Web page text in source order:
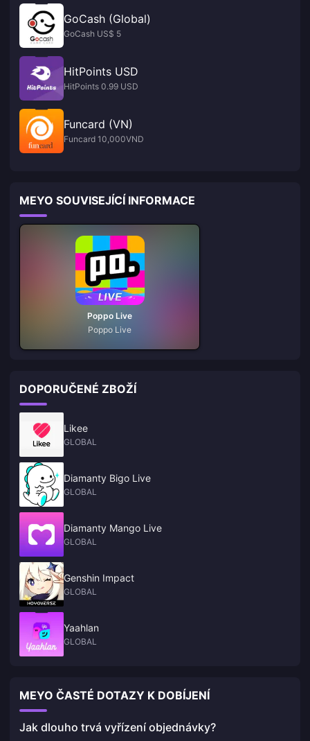
GoCash (Global)
GoCash US$ 5
HitPoints USD
HitPoints 0.99 USD
Funcard (VN)
Funcard 10,000VND
MEYO SOUVISEJÍCÍ INFORMACE
Poppo Live
Poppo Live
DOPORUČENÉ ZBOŽÍ
Likee
GLOBAL
Diamanty Bigo Live
GLOBAL
Diamanty Mango Live
GLOBAL
Genshin Impact
GLOBAL
Yaahlan
GLOBAL
MEYO ČASTÉ DOTAZY K DOBÍJENÍ
Jak dlouho trvá vyřízení objednávky?